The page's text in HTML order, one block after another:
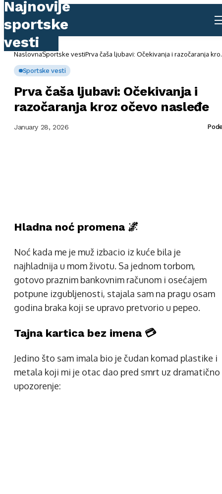
NaslovnaSportske vestiPrva čaša ljubavi: Očekivanja i razočaranja
Sportske vesti
Prva čaša ljubavi: Očekivanja i
razočaranja kroz očevo nasleđe
January 28, 2026
Hladna noć promena 🌌
Noć kada me je muž izbacio iz kuće bila je
najhladnija u mom životu. Sa jednom torbom,
gotovo praznim bankovnim računom i osećajem
potpune izgubljenosti, stajala sam na pragu osam
godina braka koji se upravo pretvorio u pepeo.
Tajna kartica bez imena 💳
Jedino što sam imala bio je čudan komad plastike i
metala koji mi je otac dao pred smrt uz dramatično
upozorenje: